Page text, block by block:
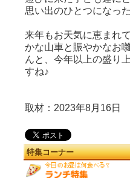
思い出のひとつになっ
来年もお天気に恵まれ
かな山車と賑やかなお
んと、今年以上の盛り
すね♪
取材：2023年8月16日
特集コーナー